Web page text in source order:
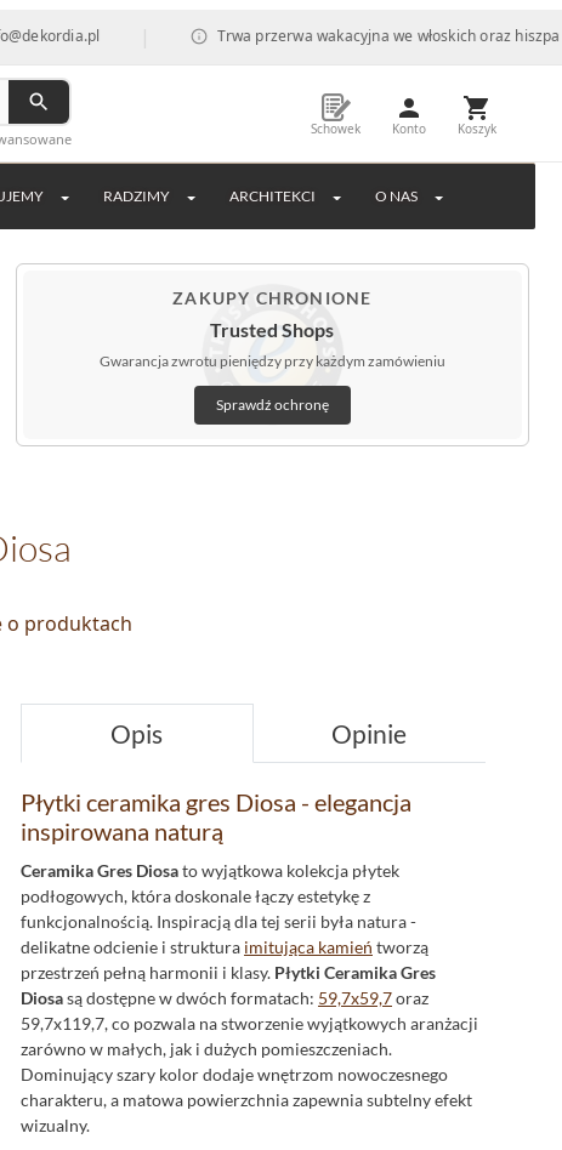
| Trwa przerwa wakacyjna we włoskich oraz hiszpańskich
Schowek Konto Koszyk
RADZIMY ARCHITEKCI O NAS
ZAKUPY CHRONIONE
Trusted Shops
Gwarancja zwrotu pieniędzy przy każdym zamówieniu
Sprawdź ochronę
o produktach
Opis Opinie
Płytki ceramika gres Diosa - elegancja
inspirowana naturą
Ceramika Gres Diosato wyjątkowa kolekcja płytek
podłogowych, która doskonale łączy estetykę z
funkcjonalnością. Inspiracją dla tej serii była natura -
delikatne odcienie i struktura imitująca kamień tworzą
przestrzeń pełną harmonii i klasy. Płytki Ceramika Gres
Diosasą dostępne w dwóch formatach: 59,7x59,7oraz
59,7x119,7, co pozwala na stworzenie wyjątkowych aranżacji
zarówno w małych, jak i dużych pomieszczeniach.
Dominujący szary kolor dodaje wnętrzom nowoczesnego
charakteru, a matowa powierzchnia zapewnia subtelny efekt
wizualny.